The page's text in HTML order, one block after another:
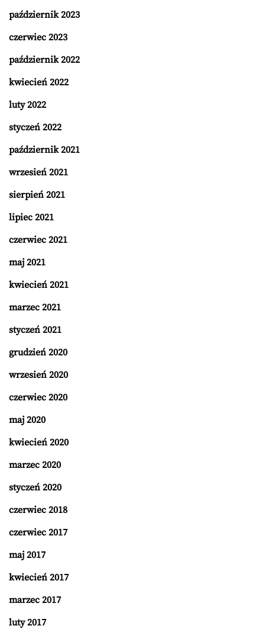
październik 2023
czerwiec 2023
październik 2022
kwiecień 2022
luty 2022
styczeń 2022
październik 2021
wrzesień 2021
sierpień 2021
lipiec 2021
czerwiec 2021
maj 2021
kwiecień 2021
marzec 2021
styczeń 2021
grudzień 2020
wrzesień 2020
czerwiec 2020
maj 2020
kwiecień 2020
marzec 2020
styczeń 2020
czerwiec 2018
czerwiec 2017
maj 2017
kwiecień 2017
marzec 2017
luty 2017